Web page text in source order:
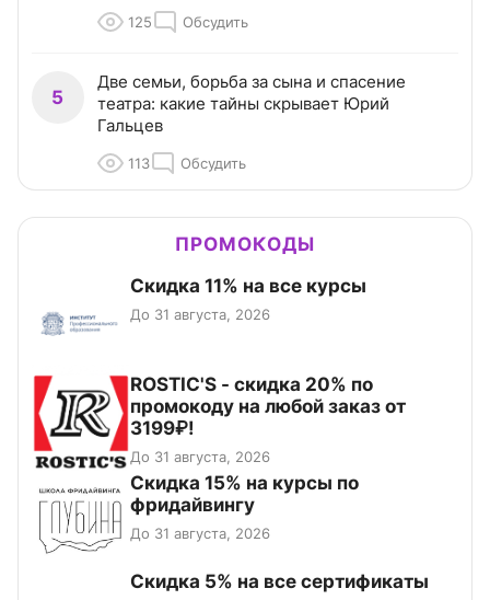
125 Обсудить
5
Две семьи, борьба за сына и спасение
театра: какие тайны скрывает Юрий
Гальцев
113 Обсудить
ПРОМОКОДЫ
Скидка 11% на все курсы
До 31 августа, 2026
ROSTIC'S - скидка 20% по
промокоду на любой заказ от
3199₽!
До 31 августа, 2026
Скидка 15% на курсы по
фридайвингу
До 31 августа, 2026
Скидка 5% на все сертификаты